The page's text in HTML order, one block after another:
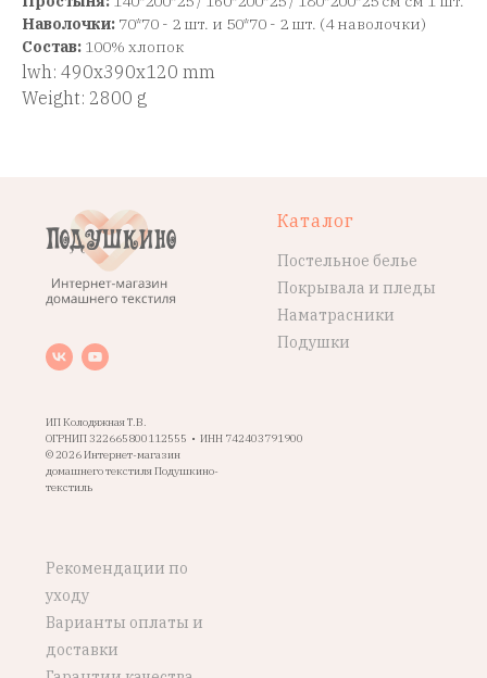
Наволочки: 70*70 - 2 шт. и 50*70 - 2 шт. (4 наволочки)
Состав: 100% хлопок
lwh: 490x390x120 mm
Weight: 2800 g
ИП Колодяжная Т.В.
ОГРНИП 322665800112555 • ИНН 742403791900
© 2026 Интернет-магазин
домашнего текстиля Подушкино-
текстиль
Каталог
Постельное белье
Покрывала и пледы
Наматрасники
Подушки
Рекомендации по
уходу
Варианты оплаты и
доставки